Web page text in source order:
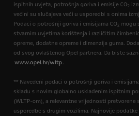
ispitnih uvjeta, potrošnja goriva i emisije CO2
većini su slučajeva veći u usporedbi s onima
Podaci o potrošnji goriva i emisijama CO2 mogu
stvarnim uvjetima korištenja i različitim
opreme, dodatne opreme i dimenzija guma.
od svog ovlaštenog Opel partnera. Da biste
www.opel.hr/wltp .
** Navedeni podaci o potrošnji goriva i
skladu s novim globalno usklađenim ispitnim
(WLTP-om), a relevantne vrijednosti pretvorene
usporedbe s drugim vozilima. Najnovije